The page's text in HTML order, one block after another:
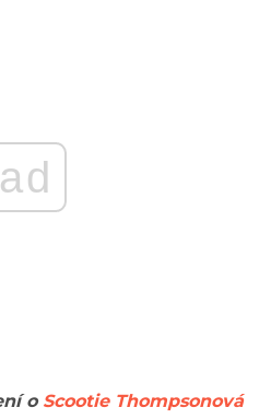
ad
o Scootie Thompsonová